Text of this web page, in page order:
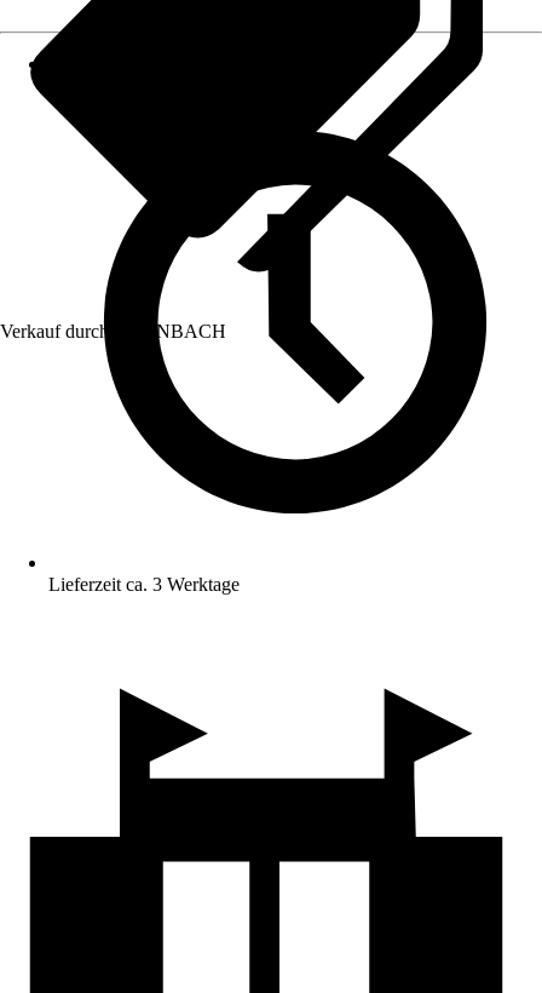
Verkauf durch: HORNBACH
Lieferzeit ca. 3 Werktage